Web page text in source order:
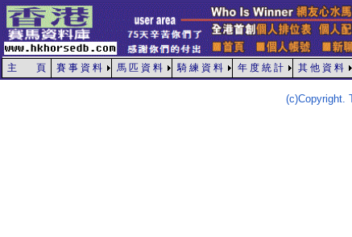
主 頁 賽 事 資 料 馬 匹 資 料 騎 練 資 料 年 度 統 計 其 他 資 料
(c)Copyright.